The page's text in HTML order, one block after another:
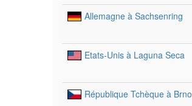
Allemagne à Sachsenring
Etats-Unis à Laguna Seca
République Tchèque à Brno